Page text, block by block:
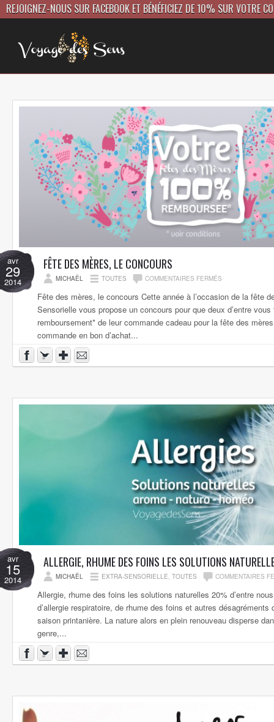
REJOIGNEZ-NOUS SUR FACEBOOK ET BÉNÉFICIEZ DE 10% SUR VOTRE
avr
29
2014
FÊTE DES MÈRES, LE CONCOURS
MICHAËL TOUTES COMMENTAIRES FERMÉS
Fête des mères, le concours Cette année à l’occasion de la fête
Sensorielle vous propose un concours pour que deux d’entre
remboursement* de leur commande cadeau pour la fête des
commande en bon d’achat...
avr
15
2014
ALLERGIE, RHUME DES FOINS LES SOLUTIONS
MICHAËL EXTRA-SENSORIELLE, TOUTES COMMENTAIRES
Allergie, rhume des foins les solutions naturelles 20% d’entre
d’allergie respiratoire, de rhume des foins et autres désagréments
saison printanière. La nature alors en plein renouveau disperse
genre,...